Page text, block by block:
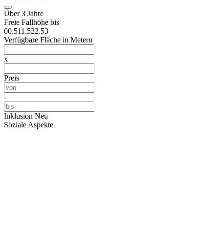
Über 3 Jahre
Freie Fallhöhe bis
00.511.522.53
Verfügbare Fläche in Metern
x
Preis
-
Inklusion Neu
Soziale Aspekte